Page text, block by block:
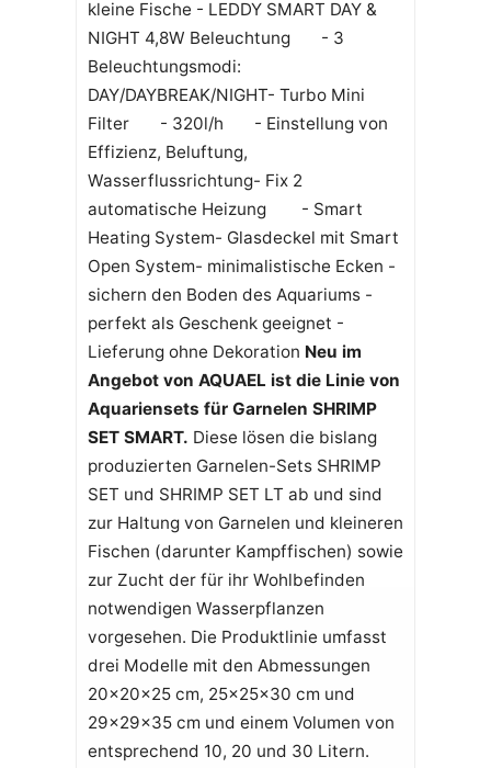
kleine Fische - LEDDY SMART DAY &
NIGHT 4,8W Beleuchtung - 3
Beleuchtungsmodi:
DAY/DAYBREAK/NIGHT- Turbo Mini
Filter - 320l/h - Einstellung von
Effizienz, Beluftung,
Wasserflussrichtung- Fix 2
automatische Heizung - Smart
Heating System- Glasdeckel mit Smart
Open System- minimalistische Ecken -
sichern den Boden des Aquariums -
perfekt als Geschenk geeignet -
Lieferung ohne Dekoration Neu im
Angebot von AQUAEL ist die Linie von
Aquariensets für Garnelen SHRIMP
SET SMART. Diese lösen die bislang
produzierten Garnelen-Sets SHRIMP
SET und SHRIMP SET LT ab und sind
zur Haltung von Garnelen und kleineren
Fischen (darunter Kampffischen) sowie
zur Zucht der für ihr Wohlbefinden
notwendigen Wasserpflanzen
vorgesehen. Die Produktlinie umfasst
drei Modelle mit den Abmessungen
20x20x25 cm, 25x25x30 cm und
29x29x35 cm und einem Volumen von
entsprechend 10, 20 und 30 Litern.